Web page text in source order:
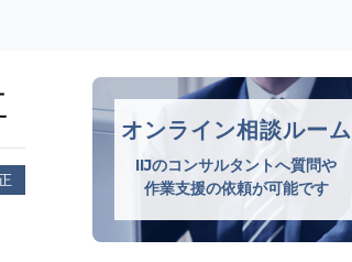
オンライン相談ルーム
IIJのコンサルタントへ質問や
作業支援の依頼が可能です